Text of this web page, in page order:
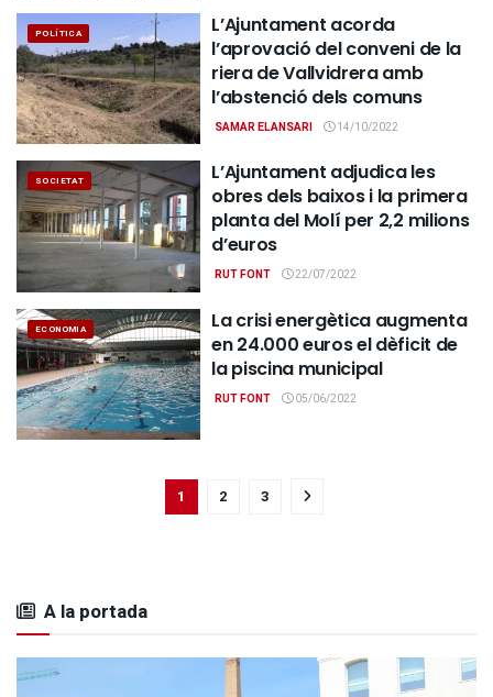
POLÍTICA
L’Ajuntament acorda
l’aprovació del conveni de la
riera de Vallvidrera amb
l’abstenció dels comuns
SAMAR ELANSARI 14/10/2022
SOCIETAT
L’Ajuntament adjudica les
obres dels baixos i la primera
planta del Molí per 2,2 milions
d’euros
RUT FONT 22/07/2022
ECONOMIA
La crisi energètica augmenta
en 24.000 euros el dèficit de
la piscina municipal
RUT FONT 05/06/2022
1 2 3
A la portada